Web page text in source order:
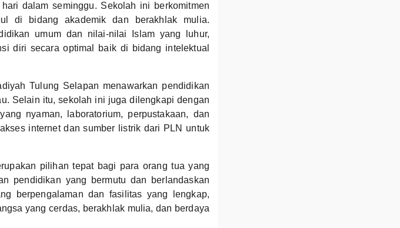
dalam seminggu. Sekolah ini berkomitmen
di bidang akademik dan berakhlak mulia.
umum dan nilai-nilai Islam yang luhur,
diri secara optimal baik di bidang intelektual
Tulung Selapan menawarkan pendidikan
Selain itu, sekolah ini juga dilengkapi dengan
nyaman, laboratorium, perpustakaan, dan
internet dan sumber listrik dari PLN untuk
pilihan tepat bagi para orang tua yang
pendidikan yang bermutu dan berlandaskan
berpengalaman dan fasilitas yang lengkap,
yang cerdas, berakhlak mulia, dan berdaya